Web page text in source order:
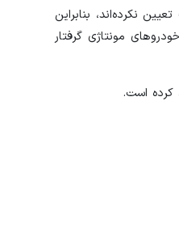
برای واردات تعیین نکرده‌اند، بنابراین
مونتاژی گرفتار
کرده است.